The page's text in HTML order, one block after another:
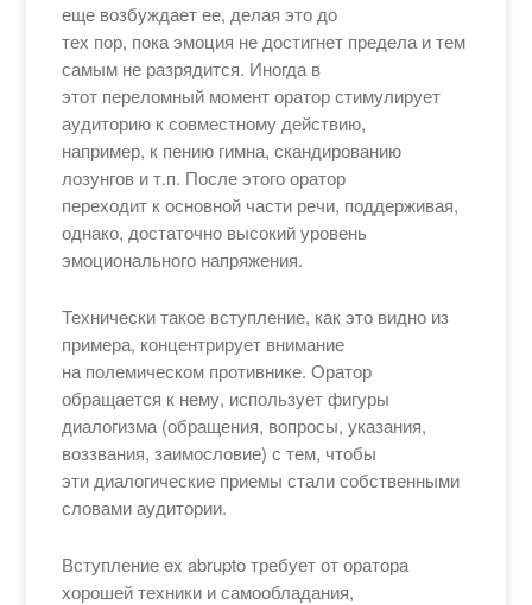
еще возбуждает ее, делая это до
тех пор, пока эмоция не достигнет предела и тем
самым не разрядится. Иногда в
этот переломный момент оратор стимулирует
аудиторию к совместному действию,
например, к пению гимна, скандированию
лозунгов и т.п. После этого оратор
переходит к основной части речи, поддерживая,
однако, достаточно высокий уровень
эмоционального напряжения.
Технически такое вступление, как это видно из
примера, концентрирует внимание
на полемическом противнике. Оратор
обращается к нему, использует фигуры
диалогизма (обращения, вопросы, указания,
воззвания, заимословие) с тем, чтобы
эти диалогические приемы стали собственными
словами аудитории.
Вступление ex abrupto требует от оратора
хорошей техники и самообладания,